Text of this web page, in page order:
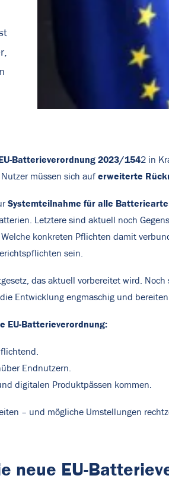
Batterieverordnung 2023/1542 in
müssen sich auf erweiterte
Systemteilnahme für alle
Letztere sind aktuell noch
konkreten Pflichten damit
sein.
das aktuell vorbereitet wird.
Entwicklung engmaschig und
EU-Batterieverordnung:
Endnutzern.
digitalen Produktpässen kommen.
– und mögliche Umstellungen
neue EU-